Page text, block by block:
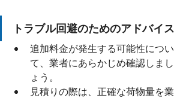
トラブル回避のためのアドバイス
追加料金が発生する可能性につい
て、業者にあらかじめ確認しまし
ょう。
見積りの際は、正確な荷物量を業